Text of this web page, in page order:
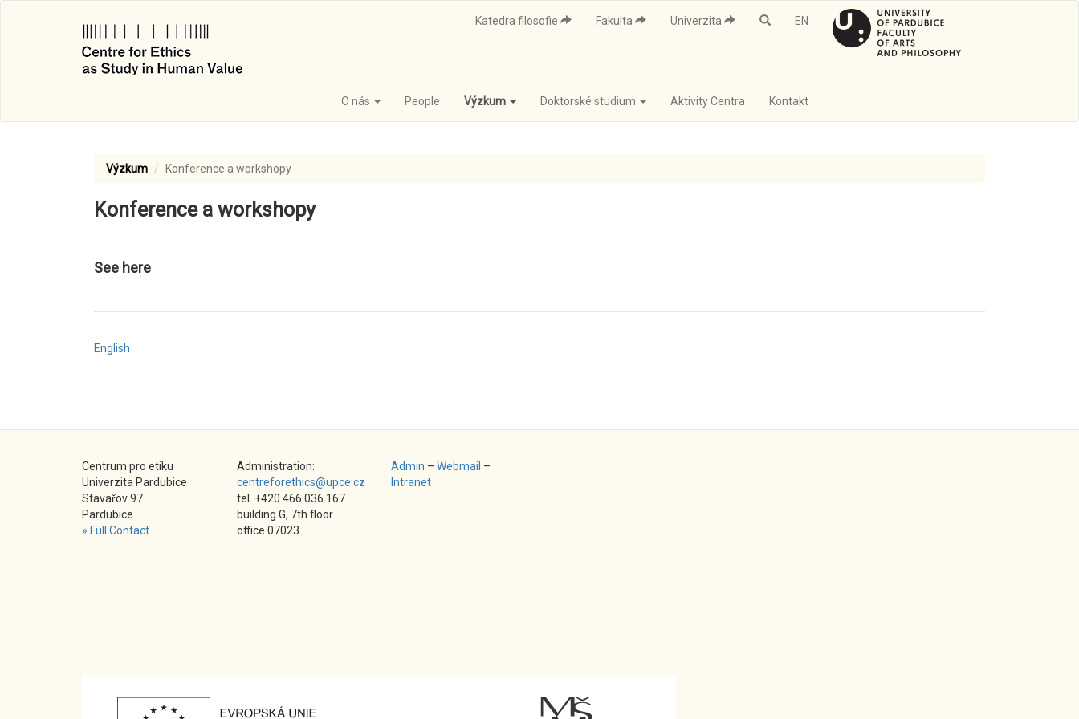
Katedra filosofie Fakulta Univerzita EN
O nás People Výzkum Doktorské studium Aktivity Centra Kontakt
Výzkum Konference a workshopy
Konference a workshopy
See here
English
Centrum pro etiku
Univerzita Pardubice
Stavařov 97
Pardubice
» Full Contact
Administration:
centreforethics@upce.cz
tel. +420 466 036 167
building G, 7th floor
office 07023
Admin – Webmail –
Intranet